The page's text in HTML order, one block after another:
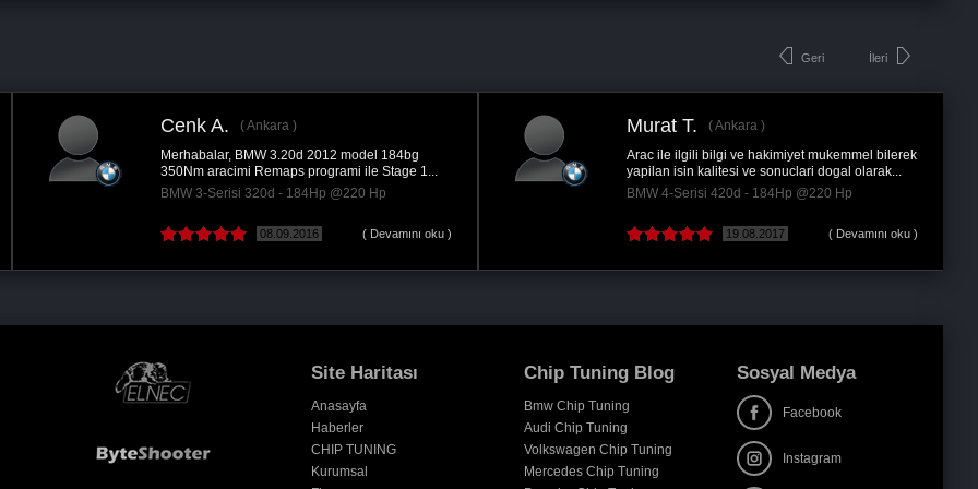
Geri
A.
Ankara
işlemle sürüş keyfime keyif katıldı...
A3 / A3 Sedan 2.0 TFSi - 200Hp @270 Hp
Ankara
Arabaya bindiğimi hissettim. Gerçekten çok
BMW 5-Serisi 520i - 170Hp @220 Hp
Çok
İleri
Site Haritası
Anasayfa
Haberler
CHIP TUNING
Kurumsal
Chip Tuning Blog
Bmw Chip Tuning
Audi Chip Tuning
Volkswagen Chip Tuning
Mercedes Chip Tuning
Sosyal Medya
Facebook
Instagram